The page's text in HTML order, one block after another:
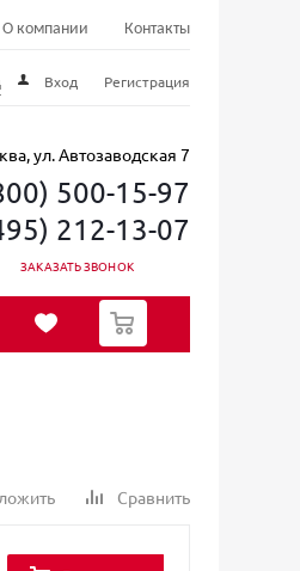
О компании Контакты
Вход Регистрация
ул. Автозаводская 7
500-15-97
212-13-07
ЗАКАЗАТЬ ЗВОНОК
0
Сравнить